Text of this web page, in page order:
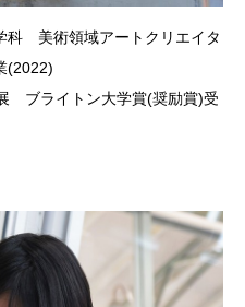
美術領域アートクリエイタ
(2022)
ブライトン大学賞(奨励賞)受